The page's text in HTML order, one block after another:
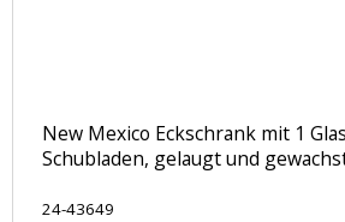
New Mexico Eckschrank mit 1
Schubladen, gelaugt und
24-43649